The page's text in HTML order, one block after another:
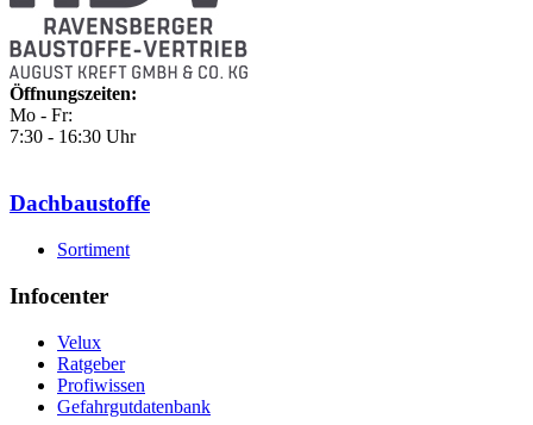
Öffnungszeiten:
Mo - Fr:
7:30 - 16:30 Uhr
Dachbaustoffe
Sortiment
Infocenter
Velux
Ratgeber
Profiwissen
Gefahrgutdatenbank